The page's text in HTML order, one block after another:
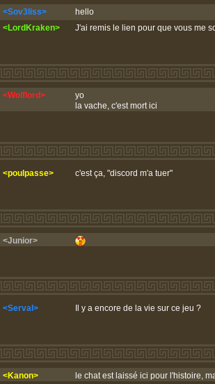
<Sov3liss>
hello
<LordKraken>
J'ai remis le lien pour que vous me
<Wolflord>
yo
la vache, c'est mort ici
<poulpasse> c'est ça, "discord m'a tuer"
<Junior>
<Serval> Il y a encore de la vie sur ce jeu ?
<Kanon> le chat est laissé ici pour l'histoire,